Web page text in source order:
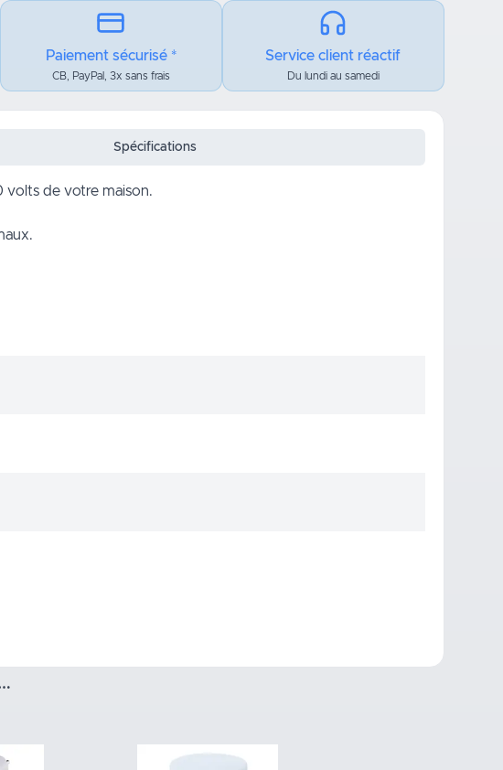
Paiement sécurisé *
CB, PayPal, 3x sans frais
Service client réactif
Du lundi au samedi
Spécifications
volts de votre maison.